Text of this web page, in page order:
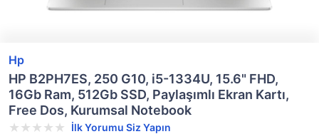
Hp
HP B2PH7ES, 250 G10, i5-1334U, 15.6" FHD,
16Gb Ram, 512Gb SSD, Paylaşımlı Ekran Kartı,
Free Dos, Kurumsal Notebook
İlk Yorumu Siz Yapın